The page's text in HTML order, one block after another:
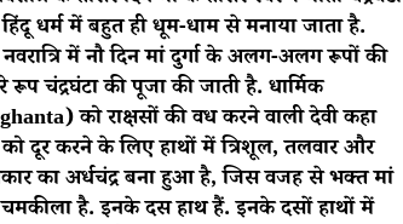
धर्म में बहुत ही धूम-धाम से मनाया जाता है.
में नौ दिन मां दुर्गा के अलग-अलग रूपों की
रूप चंद्रघंटा की पूजा की जाती है. धार्मिक
को राक्षसों की वध करने वाली देवी कहा
दूर करने के लिए हाथों में त्रिशूल, तलवार और
का अर्धचंद्र बना हुआ है, जिस वजह से भक्त मां
है. इनके दस हाथ हैं. इनके दसों हाथों में